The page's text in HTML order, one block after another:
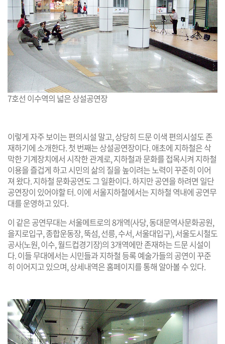
7호선 이수역의 넓은 상설공연장
이렇게 자주 보이는 편의시설 말고, 상당히 드문 이색 편의시설도 존
재하기에 소개한다. 첫 번째는 상설공연장이다. 애초에 지하철은 삭
막한 기계장치에서 시작한 관계로, 지하철과 문화를 접목시켜 지하철
이용을 즐겁게 하고 시민의 삶의 질을 높이려는 노력이 꾸준히 이어
져 왔다. 지하철 문화공연도 그 일환이다. 하지만 공연을 하려면 일단
공연장이 있어야할 터. 이에 서울지하철에서는 지하철 역내에 공연무
대를 운영하고 있다.
이 같은 공연무대는 서울메트로의 8개역(사당, 동대문역사문화공원,
을지로입구, 종합운동장, 뚝섬, 선릉, 수서, 서울대입구), 서울도시철도
공사(노원, 이수, 월드컵경기장)의 3개역에만 존재하는 드문 시설이
다. 이들 무대에서는 시민들과 지하철 등록 예술가들의 공연이 꾸준
히 이어지고 있으며, 상세내역은 홈페이지를 통해 알아볼 수 있다.